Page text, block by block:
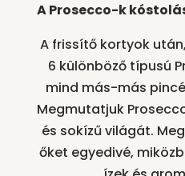
A Prosecco-k
A frissítő kortyok
6 különböző típusú
mind más-más
Megmutatjuk
és sokízű világát.
őket egyedivé,